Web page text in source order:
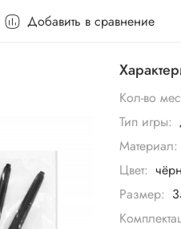
Добавить в сравнение
Кол-во
Тип игры:
Материал:
Цвет:
Размер: